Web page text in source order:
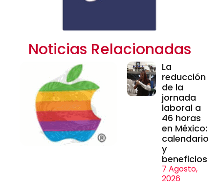
Noticias Relacionadas
La
reducción
de la
jornada
laboral a
46 horas
en México:
calendario
y
beneficios
7 Agosto,
2026